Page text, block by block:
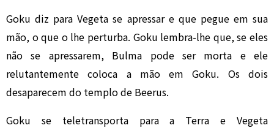
Goku diz para Vegeta se apressar e que pegue em sua
mão, o que o lhe perturba. Goku lembra-lhe que, se eles
não se apressarem, Bulma pode ser morta e ele
relutantemente coloca a mão em Goku. Os dois
desaparecem do templo de Beerus.
Goku se teletransporta para a Terra e Vegeta